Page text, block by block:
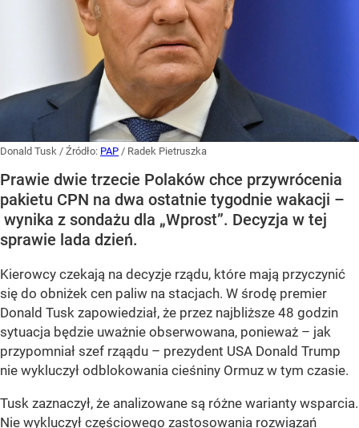
Donald Tusk / Źródło: PAP / Radek Pietruszka
Prawie dwie trzecie Polaków chce przywrócenia
pakietu CPN na dwa ostatnie tygodnie wakacji –
wynika z sondażu dla „Wprost”. Decyzja w tej
sprawie lada dzień.
Kierowcy czekają na decyzje rządu, które mają przyczynić
się do obniżek cen paliw na stacjach. W środę premier
Donald Tusk zapowiedział, że przez najbliższe 48 godzin
sytuacja będzie uważnie obserwowana, ponieważ – jak
przypomniał szef rząądu – prezydent USA Donald Trump
nie wykluczył odblokowania cieśniny Ormuz w tym czasie.
Tusk zaznaczył, że analizowane są różne warianty wsparcia.
Nie wykluczył częściowego zastosowania rozwiązań